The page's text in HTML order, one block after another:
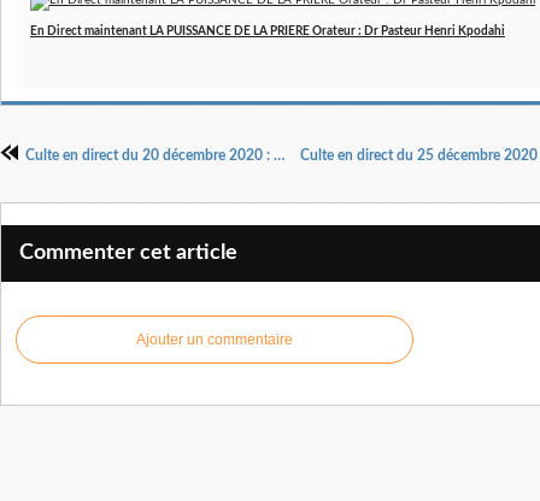
En Direct maintenant LA PUISSANCE DE LA PRIERE Orateur : Dr Pasteur Henri Kpodahi
Culte en direct du 20 décembre 2020 : Femme, quel est ton identité
Commenter cet article
Ajouter un commentaire